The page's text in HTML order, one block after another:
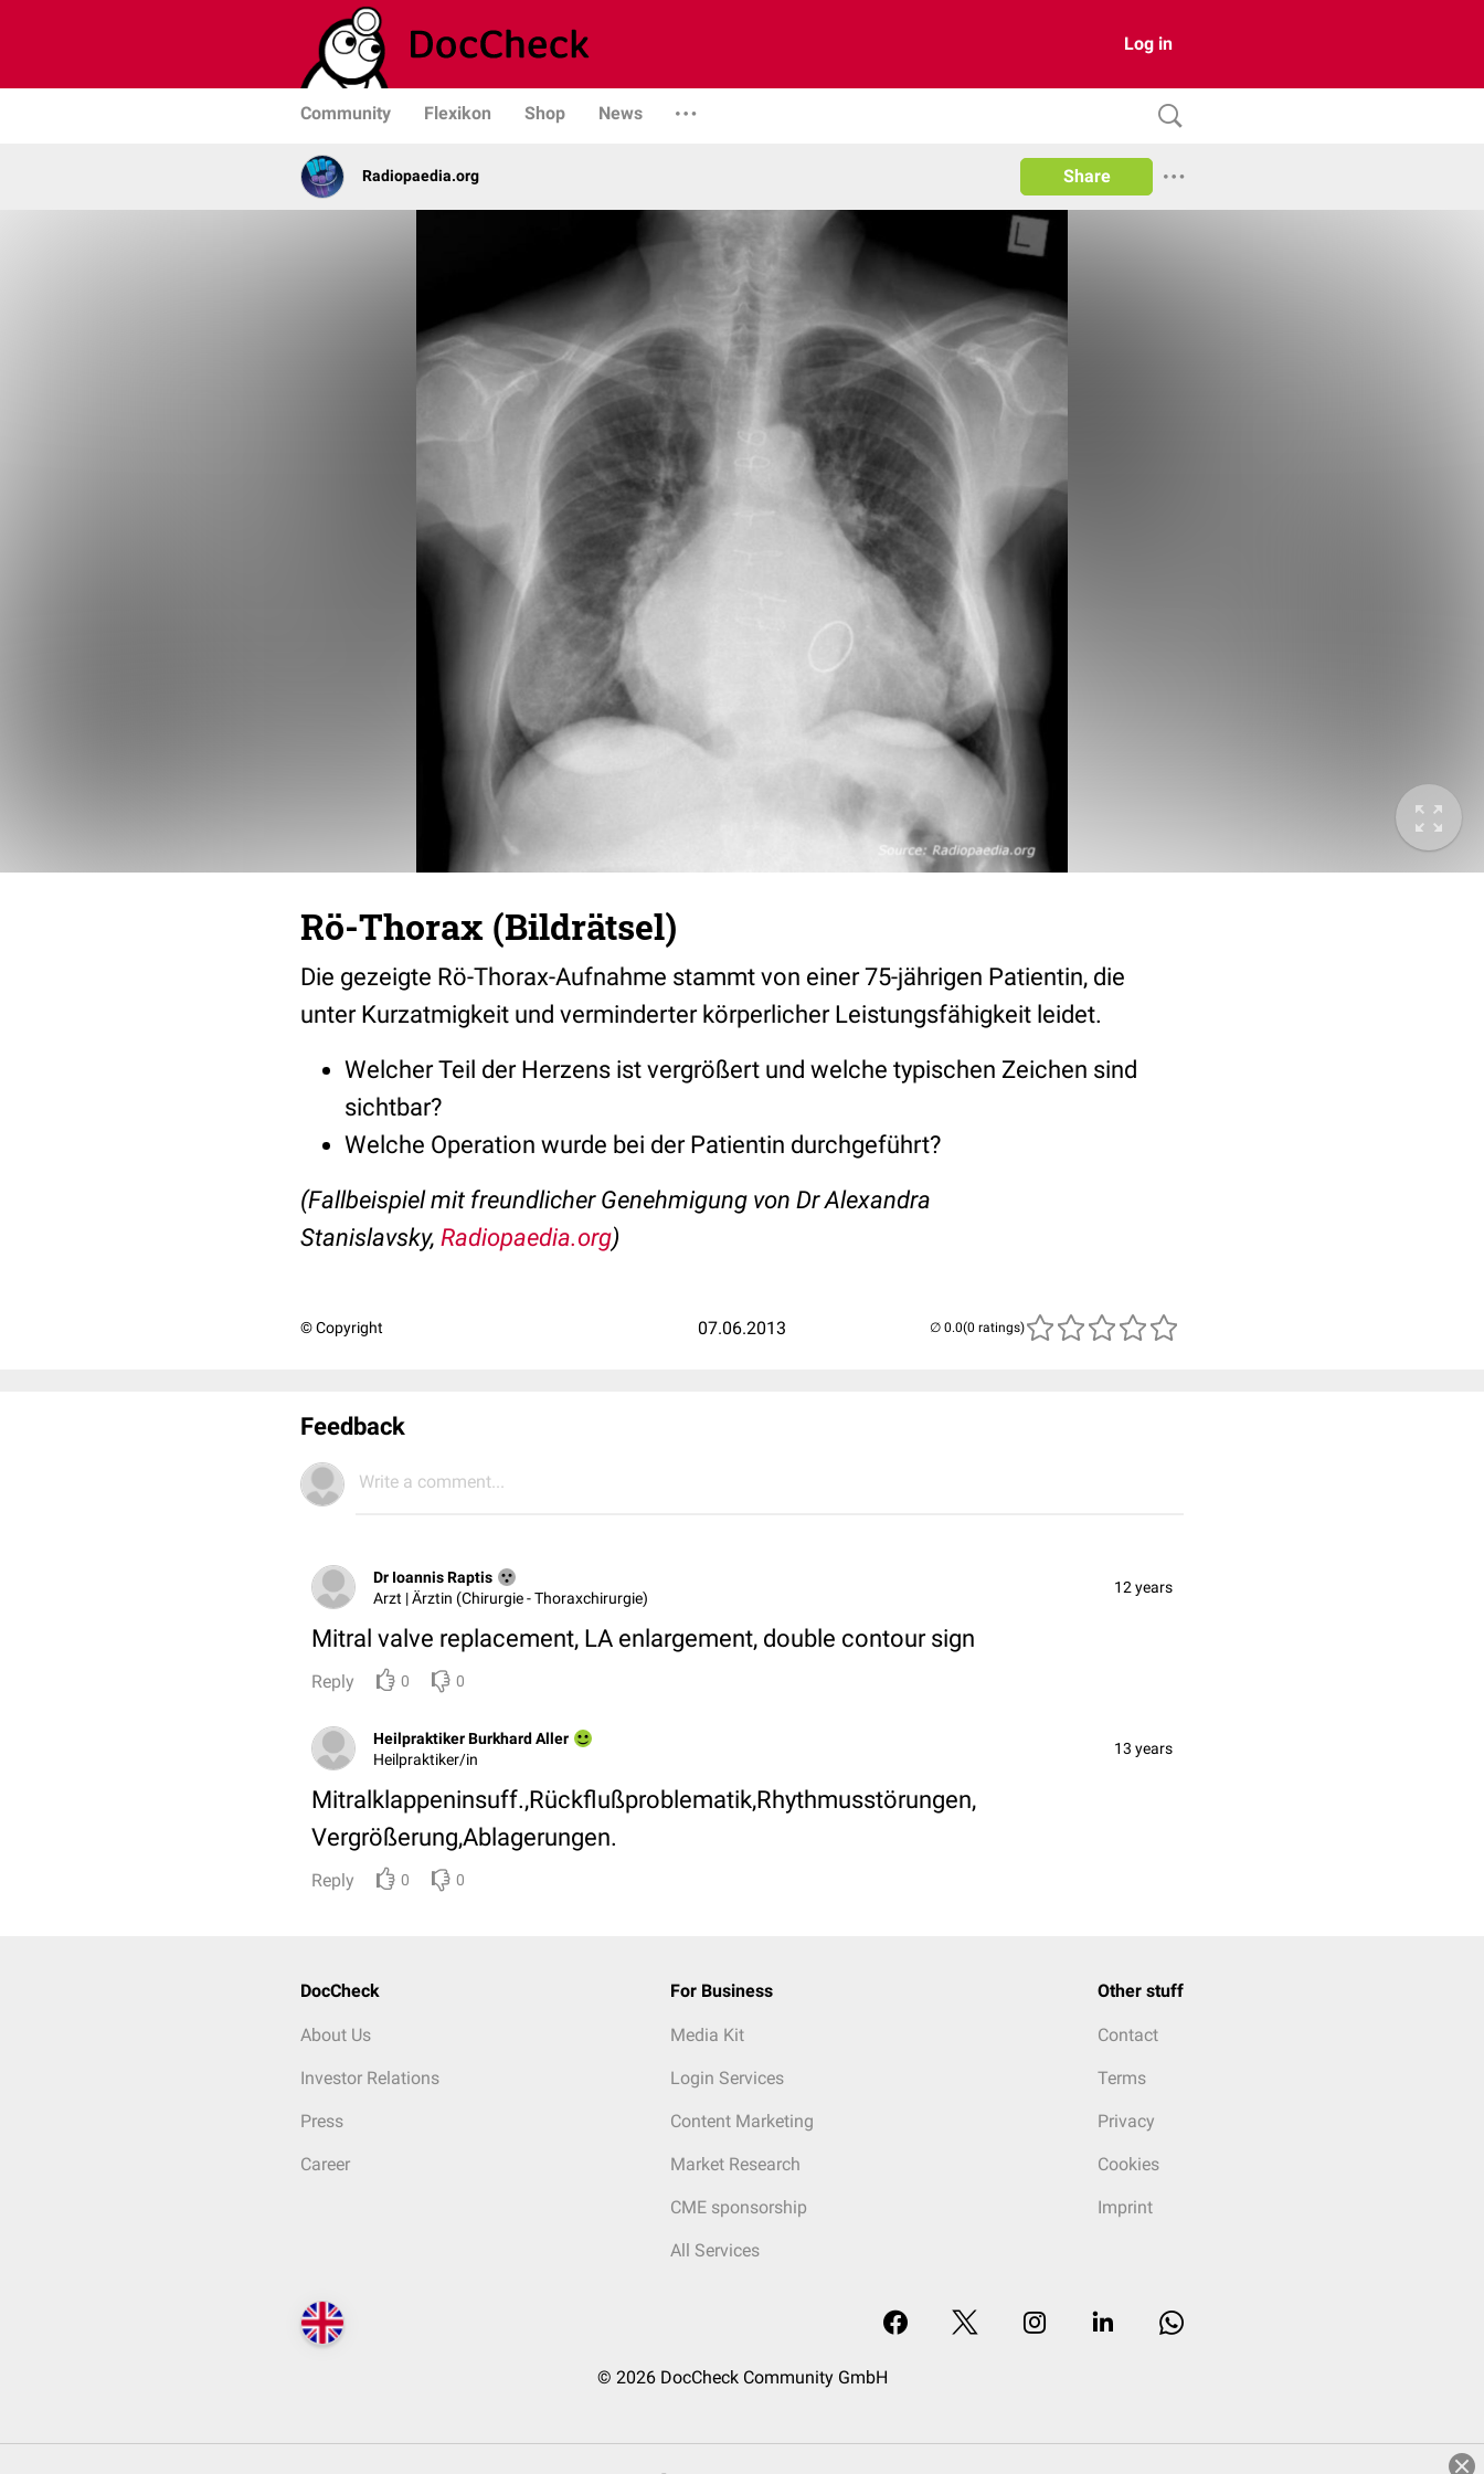
Log in
Community Flexikon Shop News
Radiopaedia.org Share
Rö-Thorax (Bildrätsel)
Die gezeigte Rö-Thorax-Aufnahme stammt von einer 75-jährigen Patientin, die
unter Kurzatmigkeit und verminderter körperlicher Leistungsfähigkeit leidet.
Welcher Teil der Herzens ist vergrößert und welche typischen Zeichen sind
sichtbar?
Welche Operation wurde bei der Patientin durchgeführt?
(Fallbeispiel mit freundlicher Genehmigung von Dr Alexandra
Stanislavsky, Radiopaedia.org)
© Copyright 07.06.2013 (0 ratings)
Feedback
Write a comment...
Dr Ioannis Raptis
Arzt | Ärztin (Chirurgie - Thoraxchirurgie)
12 years
Mitral valve replacement, LA enlargement, double contour sign
Reply 0 0
Heilpraktiker Burkhard Aller
Heilpraktiker/in
13 years
Mitralklappeninsuff.,Rückflußproblematik,Rhythmusstörungen,
Vergrößerung,Ablagerungen.
Reply 0 0
DocCheck
About Us
Investor Relations
Press
Career
For Business
Media Kit
Login Services
Content Marketing
Market Research
CME sponsorship
All Services
Other stuff
Contact
Terms
Privacy
Cookies
Imprint
© 2026 DocCheck Community GmbH